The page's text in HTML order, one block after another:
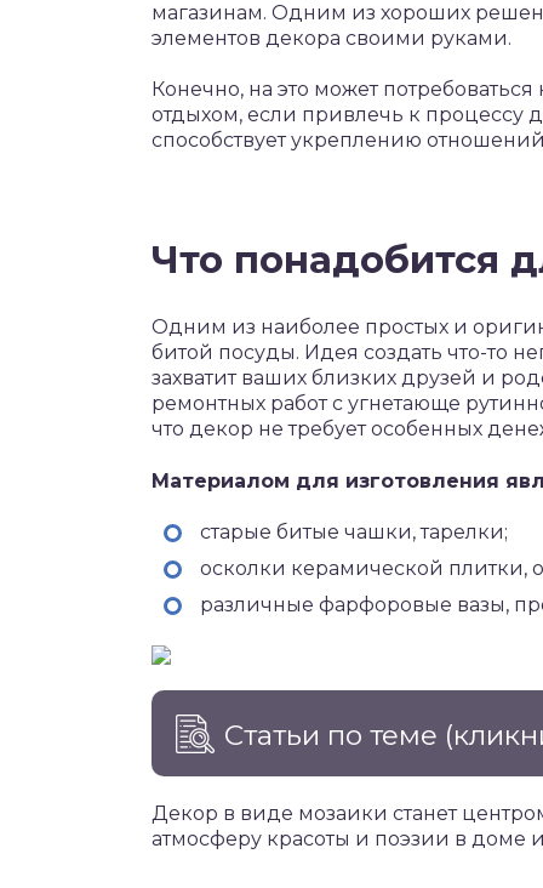
магазинам. Одним из хороших
элементов декора своими руками.
Конечно, на это может
отдыхом, если привлечь к процессу
способствует укреплению
Что понадобится
Одним из наиболее простых и
битой посуды. Идея создать что-то
захватит ваших близких друзей и
ремонтных работ с угнетающе
что декор не требует особенных
Материалом для изготовления
старые битые чашки, тарелки;
осколки керамической плитки,
различные фарфоровые вазы,
Статьи по теме
Декор в виде мозаики станет
атмосферу красоты и поэзии в доме